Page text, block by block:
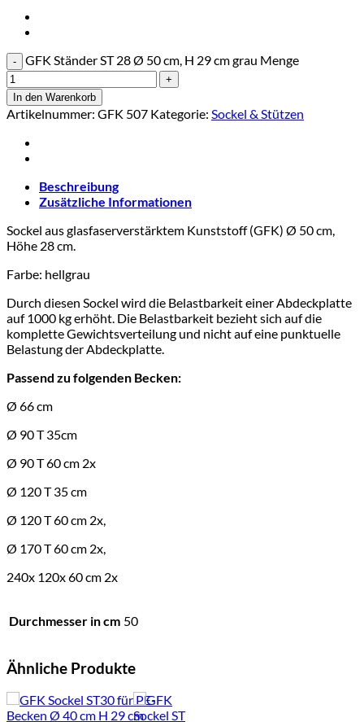
GFK Ständer ST 28 Ø 50 cm, H 29 cm grau Menge
In den Warenkorb
Artikelnummer: GFK 507 Kategorie: Sockel & Stützen
Beschreibung
Zusätzliche Informationen
Sockel aus glasfaserverstärktem Kunststoff (GFK) Ø 50 cm,
Höhe 28 cm.
Farbe: hellgrau
Durch diesen Sockel wird die Belastbarkeit einer Abdeckplatte
auf 1000 kg erhöht. Die Belastbarkeit bezieht sich auf die
komplette Gewichtsverteilung und nicht auf eine punktuelle
Belastung der Abdeckplatte.
Passend zu folgenden Becken:
Ø 66 cm
Ø 90 T 35cm
Ø 90 T 60 cm 2x
Ø 120 T 35 cm
Ø 120 T 60 cm 2x,
Ø 170 T 60 cm 2x,
240x 120x 60 cm 2x
Durchmesser in cm 50
Ähnliche Produkte